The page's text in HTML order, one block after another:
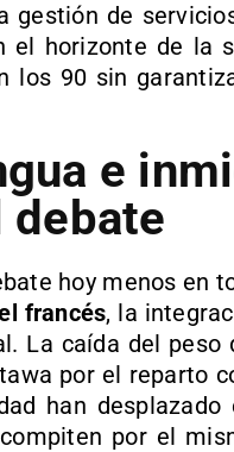
gestión de
el horizonte de la
los 90 sin
e
debate
hoy menos en
francés, la
La caída del peso
por el reparto
han
por el